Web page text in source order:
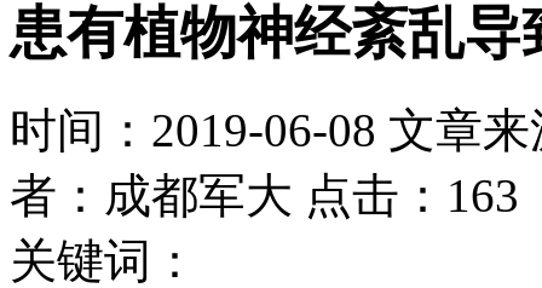
患有植物神经紊乱
时间：2019-06-08 文章
者：成都军大 点击：163
关键词：